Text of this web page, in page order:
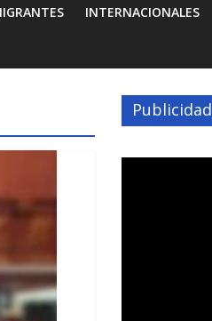
INTERNACIONALES
Publicidad